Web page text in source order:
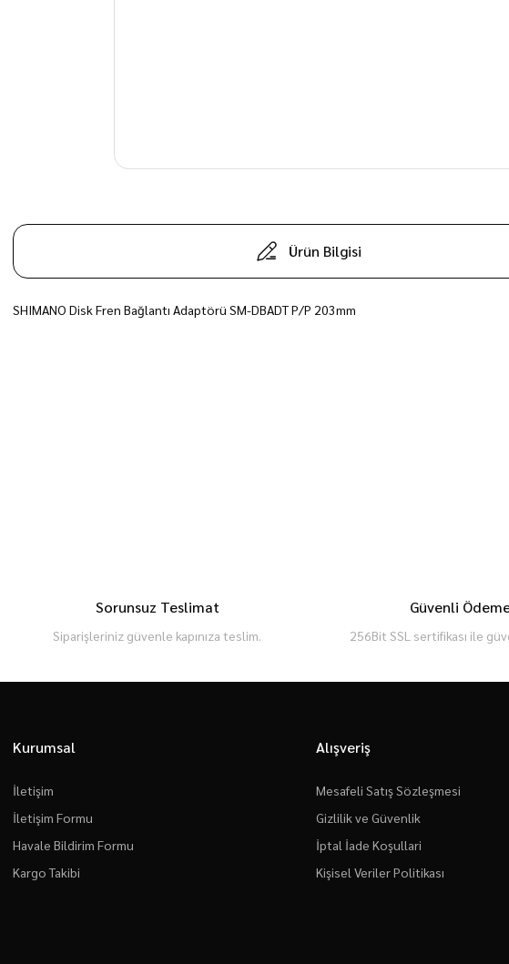
Ürün Bilgisi
SHIMANO Disk Fren Bağlantı Adaptörü SM-DBADT P/P 203mm
Sorunsuz Teslimat
Siparişleriniz güvenle kapınıza teslim.
Güvenli
256Bit SSL sertifikası ile
Kurumsal
İletişim
İletişim Formu
Havale Bildirim Formu
Kargo Takibi
Alışveriş
Mesafeli Satış Sözleşmesi
Gizlilik ve Güvenlik
İptal İade Koşullari
Kişisel Veriler Politikası